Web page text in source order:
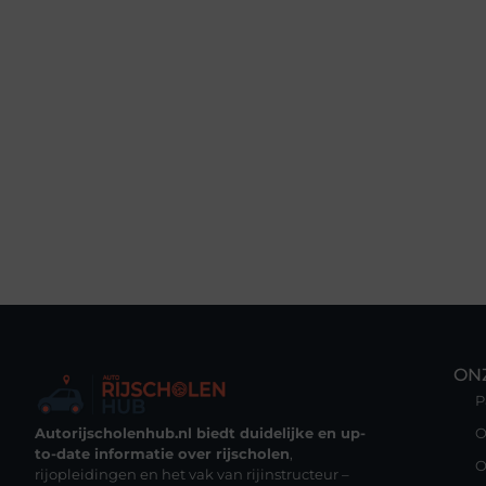
Autorijscholenhub.nl biedt duidelijke en up-
to-date informatie over rijscholen
rijopleidingen en het vak van rijinstructeur –